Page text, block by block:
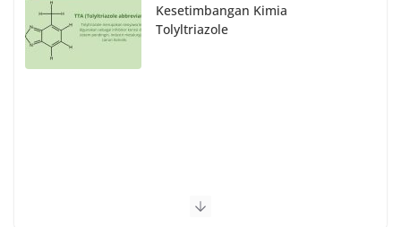
Kesetimbangan Kimia
Tolyltriazole